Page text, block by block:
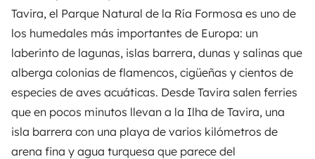
Tavira, el Parque Natural de la Ría Formosa es uno de
los humedales más importantes de Europa: un
laberinto de lagunas, islas barrera, dunas y salinas que
alberga colonias de flamencos, cigüeñas y cientos de
especies de aves acuáticas. Desde Tavira salen ferries
que en pocos minutos llevan a la Ilha de Tavira, una
isla barrera con una playa de varios kilómetros de
arena fina y agua turquesa que parece del